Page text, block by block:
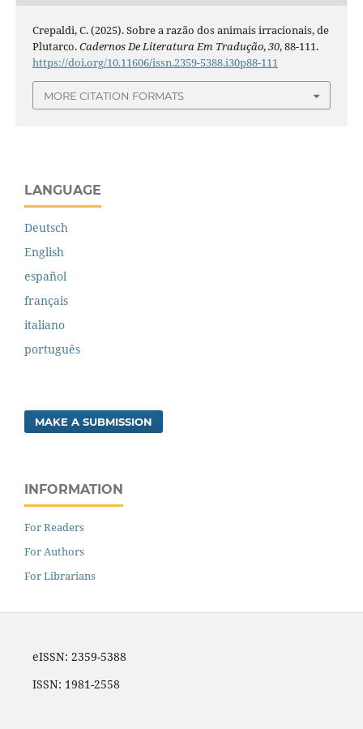
Crepaldi, C. (2025). Sobre a razão dos animais irracionais, de
Plutarco.Cadernos De Literatura Em Tradução,30, 88-111.
https://doi.org/10.11606/issn.2359-5388.i30p88-111
MORE CITATION FORMATS
LANGUAGE
Deutsch
English
español
français
italiano
português
MAKE A SUBMISSION
INFORMATION
For Readers
For Authors
For Librarians
eISSN: 2359-5388
ISSN: 1981-2558